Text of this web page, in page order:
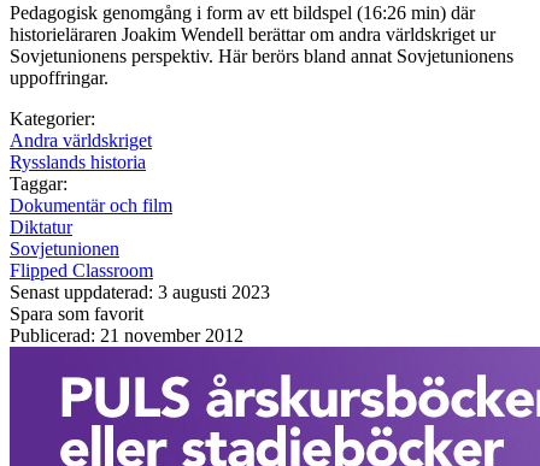
Pedagogisk genomgång i form av ett bildspel (16:26 min) där
historieläraren Joakim Wendell berättar om andra världskriget ur
Sovjetunionens perspektiv. Här berörs bland annat Sovjetunionens
uppoffringar.
Kategorier:
Andra världskriget
Rysslands historia
Taggar:
Dokumentär och film
Diktatur
Sovjetunionen
Flipped Classroom
Senast uppdaterad: 3 augusti 2023
Spara som favorit
Publicerad: 21 november 2012